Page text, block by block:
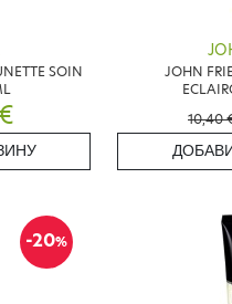
SOIN
JOHN
10,40
-20%